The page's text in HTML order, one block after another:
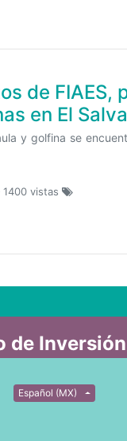
de FIAES,
en El
y golfina se
vistas
de
Español (MX)